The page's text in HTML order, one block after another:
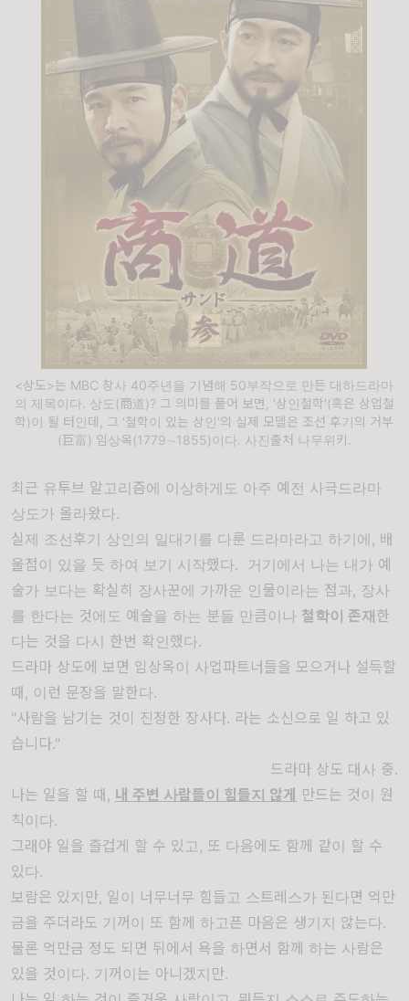
<상도>는 MBC 창사 40주년을 기념해 50부작으로 만든 대하드라마
의 제목이다. 상도(商道)? 그 의미를 풀어 보면, '상인철학'(혹은 상업철
학)이 될 터인데, 그 '철학이 있는 상인'의 실제 모델은 조선 후기의 거부
(巨富) 임상옥(1779∼1855)이다. 사진출처 나무위키.
최근 유투브 알고리즘에 이상하게도 아주 예전 사극드라마
상도가 올라왔다.
실제 조선후기 상인의 일대기를 다룬 드라마라고 하기에, 배
울점이 있을 듯 하여 보기 시작했다.
거기에서 나는 내가 예
술가 보다는 확실히 장사꾼에 가까운 인물이라는 점과, 장사
를 한다는 것에도 예술을 하는 분들 만큼이나 철학이 존재한
다는 것을 다시 한번 확인했다.
드라마 상도에 보면 임상옥이 사업파트너들을 모으거나 설득할
때, 이런 문장을 말한다.
"사람을 남기는 것이 진정한 장사다. 라는 소신으로 일 하고 있
습니다."
드라마 상도 대사 중.
나는 일을 할 때, 내 주변 사람들이 힘들지 않게 만드는 것이 원
칙이다.
그래야 일을 즐겁게 할 수 있고, 또 다음에도 함께 같이 할 수
있다.
보람은 있지만, 일이 너무너무 힘들고 스트레스가 된다면 억만
금을 주더라도 기꺼이 또 함께 하고픈 마음은 생기지 않는다.
물론 억만금 정도 되면 뒤에서 욕을 하면서 함께 하는 사람은
있을 것이다. 기꺼이는 아니겠지만.